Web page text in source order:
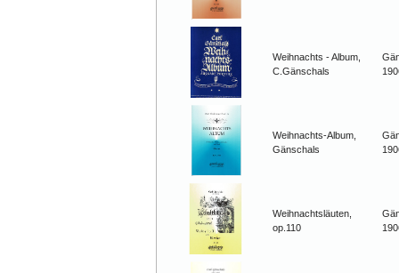
Weihnachts - Album,
C.Gänschals
Weihnachts-Album,
Gänschals
Weihnachtsläuten,
op.110